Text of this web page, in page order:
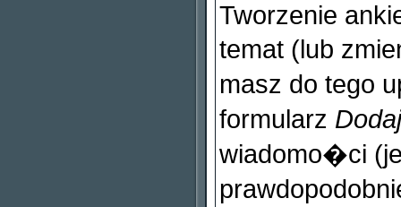
Tworzenie
temat (lub
masz do tego
formularz
wiadomo�ci